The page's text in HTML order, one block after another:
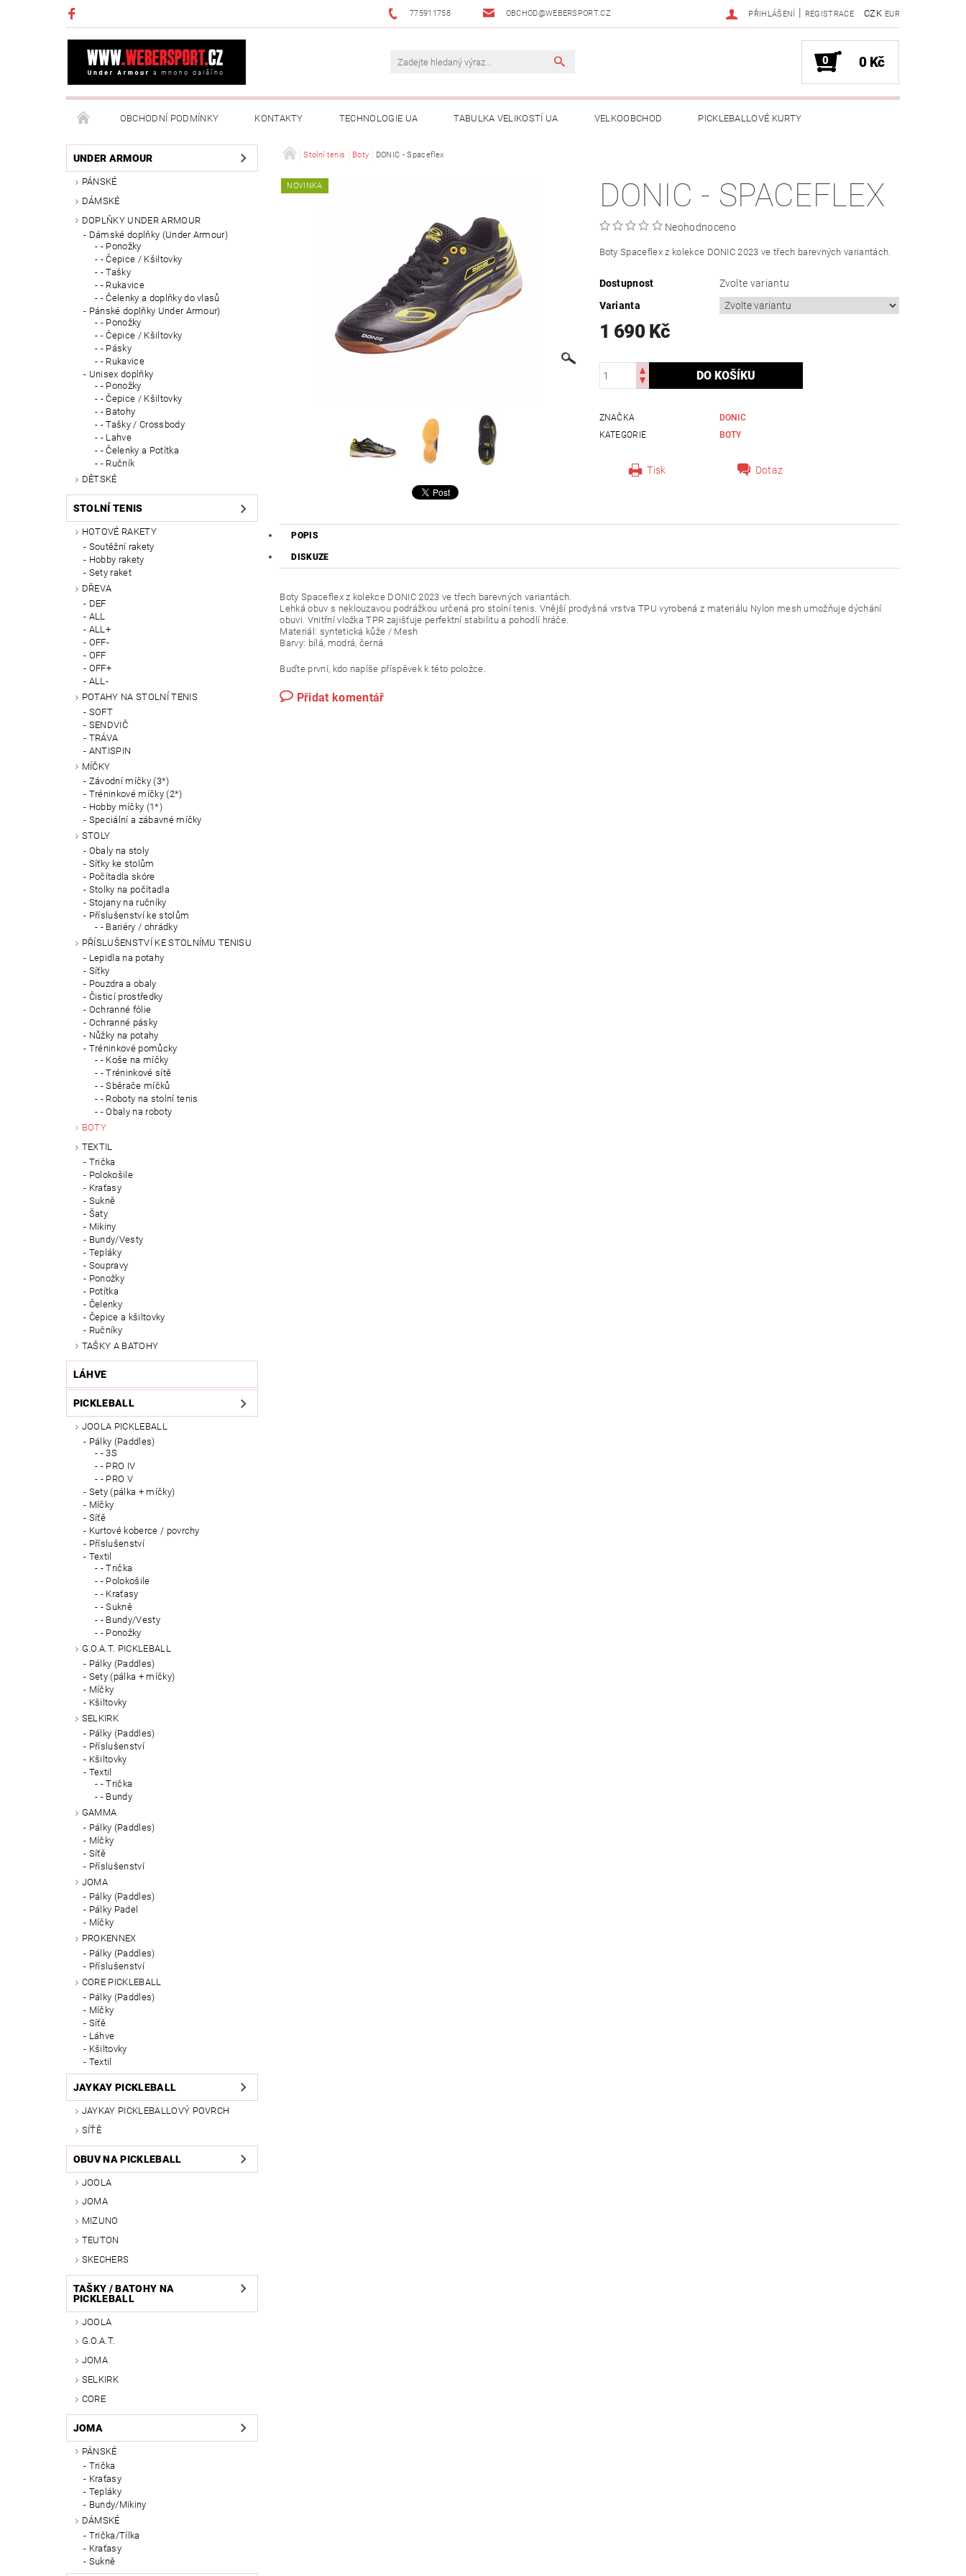
775911758 OBCHOD@WEBERSPORT.CZ CZK EUR
PŘIHLÁŠENÍ | REGISTRACE
0 0 Kč
OBCHODNÍ PODMÍNKY KONTAKTY TECHNOLOGIE UA TABULKA VELIKOSTÍ UA VELKOOBCHOD PICKLEBALLOVÉ KURTY
NAPIŠTE NÁM MOJE OBJEDNÁVKA
UNDER ARMOUR
PÁNSKÉ
DÁMSKÉ
DOPLŇKY UNDER ARMOUR
Dámské doplňky (Under Armour)
- Ponožky
- Čepice / Kšiltovky
- Tašky
- Rukavice
- Čelenky a doplňky do vlasů
Pánské doplňky Under Armour)
- Ponožky
- Čepice / Kšiltovky
- Pásky
- Rukavice
Unisex doplňky
- Ponožky
- Čepice / Kšiltovky
- Batohy
- Tašky / Crossbody
- Lahve
- Čelenky a Potítka
- Ručník
DĚTSKÉ
STOLNÍ TENIS
HOTOVÉ RAKETY
Soutěžní rakety
Hobby rakety
Sety raket
DŘEVA
DEF
ALL
ALL+
OFF-
OFF
OFF+
ALL-
POTAHY NA STOLNÍ TENIS
SOFT
SENDVIČ
TRÁVA
ANTISPIN
MÍČKY
Závodní míčky (3*)
Tréninkové míčky (2*)
Hobby míčky (1*)
Speciální a zábavné míčky
STOLY
Obaly na stoly
Síťky ke stolům
Počítadla skóre
Stolky na počítadla
Stojany na ručníky
Příslušenství ke stolům
- Bariéry / ohrádky
PŘÍSLUŠENSTVÍ KE STOLNÍMU TENISU
Lepidla na potahy
Síťky
Pouzdra a obaly
Čisticí prostředky
Ochranné fólie
Ochranné pásky
Nůžky na potahy
Tréninkové pomůcky
- Koše na míčky
- Tréninkové sítě
- Sběrače míčků
- Roboty na stolní tenis
- Obaly na roboty
BOTY
TEXTIL
Trička
Polokošile
Kraťasy
Sukně
Šaty
Mikiny
Bundy/Vesty
Tepláky
Soupravy
Ponožky
Potítka
Čelenky
Čepice a kšiltovky
Ručníky
TAŠKY A BATOHY
LÁHVE
PICKLEBALL
JOOLA PICKLEBALL
Pálky (Paddles)
- 3S
- PRO IV
- PRO V
Sety (pálka + míčky)
Míčky
Síťě
Kurtové koberce / povrchy
Příslušenství
Textil
- Trička
- Polokošile
- Kraťasy
- Sukně
- Bundy/Vesty
- Ponožky
G.O.A.T. PICKLEBALL
Pálky (Paddles)
Sety (pálka + míčky)
Míčky
Kšiltovky
SELKIRK
Pálky (Paddles)
Příslušenství
Kšiltovky
Textil
- Trička
- Bundy
GAMMA
Pálky (Paddles)
Míčky
Síťě
Příslušenství
JOMA
Pálky (Paddles)
Pálky Padel
Míčky
PROKENNEX
Pálky (Paddles)
Příslušenství
CORE PICKLEBALL
Pálky (Paddles)
Míčky
Síťě
Láhve
Kšiltovky
Textil
JAYKAY PICKLEBALL
JAYKAY PICKLEBALLOVÝ POVRCH
SÍŤĚ
OBUV NA PICKLEBALL
JOOLA
JOMA
MIZUNO
TEUTON
SKECHERS
TAŠKY / BATOHY NA
PICKLEBALL
JOOLA
G.O.A.T.
JOMA
SELKIRK
CORE
JOMA
PÁNSKÉ
Trička
Kraťasy
Tepláky
Bundy/Mikiny
DÁMSKÉ
Trička/Tílka
Kraťasy
Sukně
Stolní tenis Boty DONIC - Spaceflex
NOVINKA DONIC - SPACEFLEX
Neohodnoceno
Boty Spaceflex z kolekce DONIC 2023 ve třech barevných variantách.
Dostupnost
Zvolte variantu
Varianta
1 690 Kč
ZNAČKA
DONIC
KATEGORIE
BOTY
Tisk Dotaz
POPIS
DISKUZE
Boty Spaceflex z kolekce DONIC 2023 ve třech barevných variantách.
Lehká obuv s neklouzavou podrážkou určená pro stolní tenis. Vnější prodyšná vrstva TPU vyrobená z materiálu Nylon mesh umožňuje dýchání
obuvi. Vnitřní vložka TPR zajišťuje perfektní stabilitu a pohodlí hráče.
Materiál: syntetická kůže / Mesh
Barvy: bílá, modrá, černá
Buďte první, kdo napíše příspěvek k této položce.
Přidat komentář